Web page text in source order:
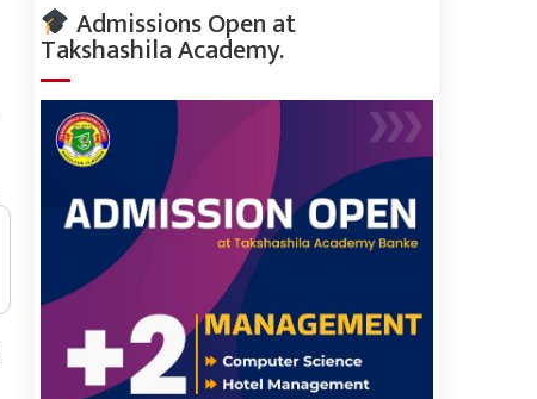
Admissions Open at
Takshashila Academy.